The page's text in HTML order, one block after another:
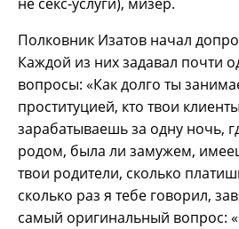
Полковник Изатов начал
Каждой из них задавал почти
вопросы: «Как долго ты
проституцией, кто твои
зарабатываешь за одну ночь,
родом, была ли замужем,
твои родители, сколько
сколько раз я тебе говорил,
самый оригинальный вопрос: